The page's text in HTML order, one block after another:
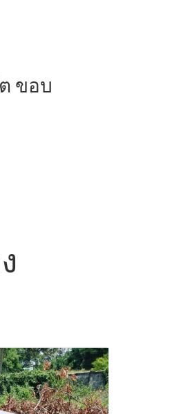
ขอบ